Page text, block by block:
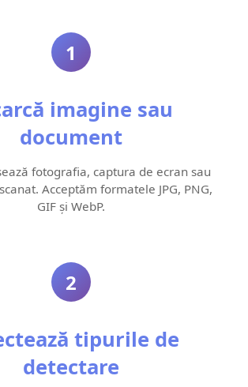
1
imagine sau
document
fotografia, captura de ecran sau
Acceptăm formatele JPG, PNG,
GIF și WebP.
2
tipurile de
detectare